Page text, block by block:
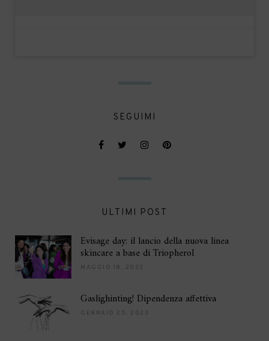
SEGUIMI
ULTIMI POST
Evisage day: il lancio della nuova linea
skincare a base di Triopherol
MAGGIO 18, 2023
Gaslighinting! Dipendenza affettiva
GENNAIO 25, 2023